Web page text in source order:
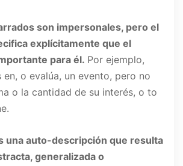
son impersonales, pero el
explícitamente que el
para él. Por ejemplo,
en, o evalúa, un evento, pero no
o la cantidad de su interés, o to
una auto-descripción que resulta
generalizada o